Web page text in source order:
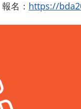
名： https://